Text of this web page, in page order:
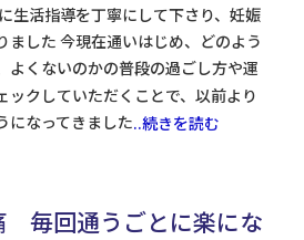
生活指導を丁寧にして下さり、妊娠
ました 今現在通いはじめ、どのよう
よくないのかの普段の過ごし方や運
ックしていただくことで、以前より
になってきました..続きを読む
毎回通うごとに楽にな